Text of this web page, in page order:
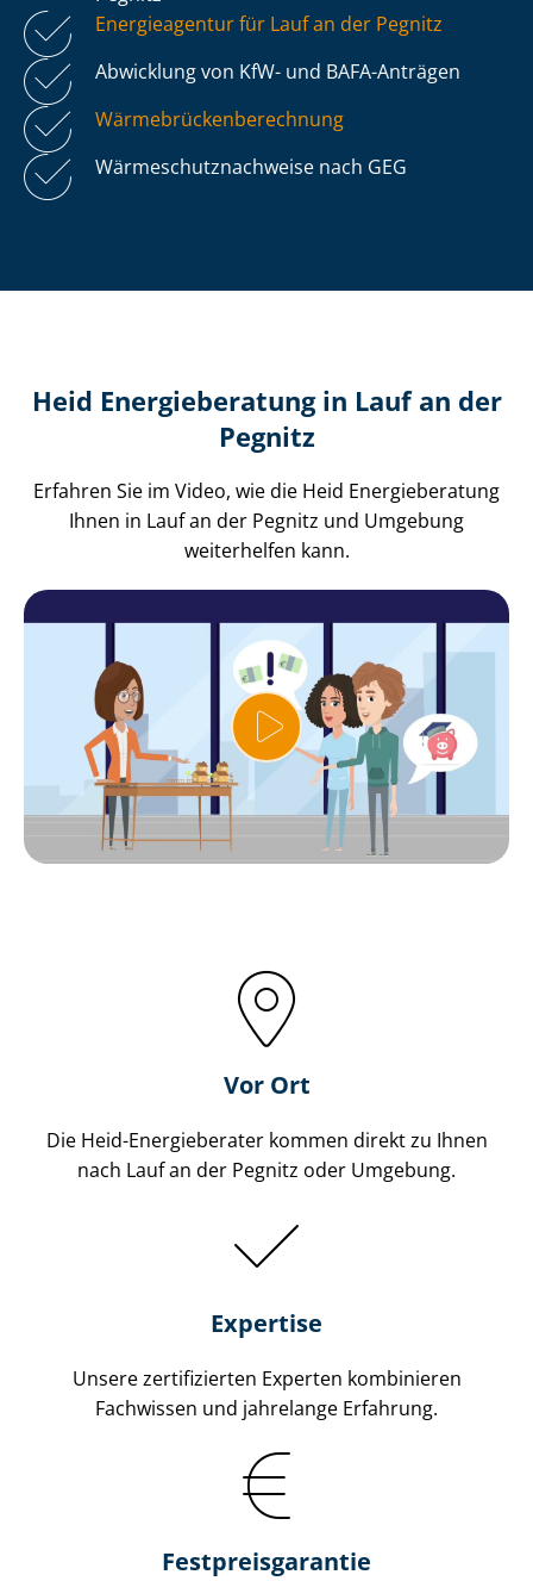
Energieagentur für Lauf an der Pegnitz
Abwicklung von KfW- und BAFA-Anträgen
Wär­me­brü­cken­be­rech­nung
Wär­me­schutz­nach­wei­se nach GEG
Heid Energieberatung in Lauf an der
Pegnitz
Erfahren Sie im Video, wie die Heid Energieberatung
Ihnen in Lauf an der Pegnitz und Umgebung
weiterhelfen kann.
Vor Ort
Die Heid-Energieberater kommen direkt zu Ihnen
nach Lauf an der Pegnitz oder Umgebung.
Expertise
Unsere zertifizierten Experten kombinieren
Fachwissen und jahrelange Erfahrung.
Fest­preis­ga­ran­tie